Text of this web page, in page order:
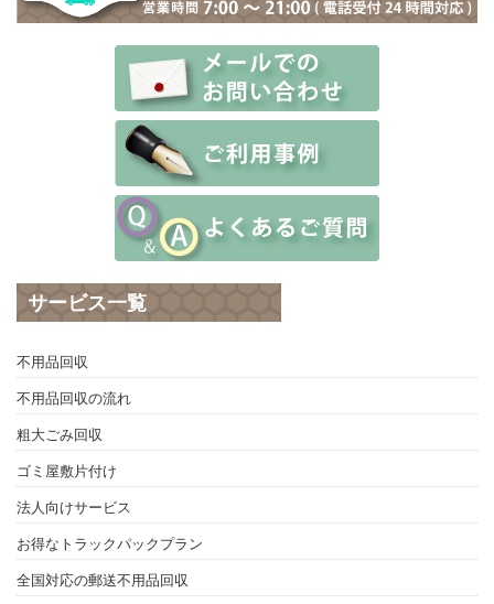
サービス一覧
不用品回収
不用品回収の流れ
粗大ごみ回収
ゴミ屋敷片付け
法人向けサービス
お得なトラックパックプラン
全国対応の郵送不用品回収